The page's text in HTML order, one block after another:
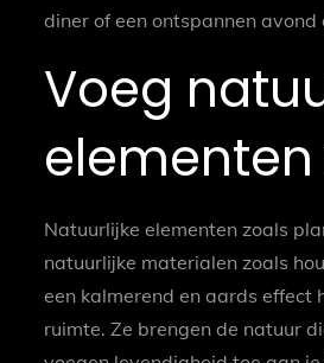
diner of een ontspannen avond
Voeg
Natuurlijke elementen zoals
natuurlijke materialen zoals
een kalmerend en aards effect
ruimte. Ze brengen de natuur